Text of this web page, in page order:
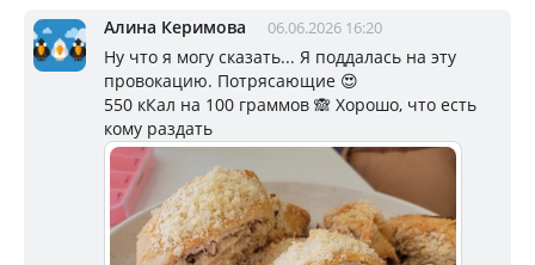
Алина Керимова 06.06.2026 16:20
Ну что я могу сказать... Я поддалась на эту
провокацию. Потрясающие 😍
550 кКал на 100 граммов 🙈 Хорошо, что есть
кому раздать